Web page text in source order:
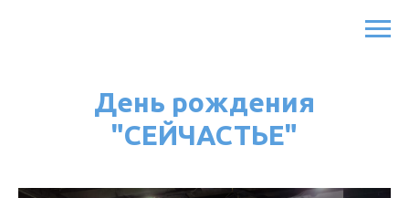
День рождения
"СЕЙЧАСТЬЕ"